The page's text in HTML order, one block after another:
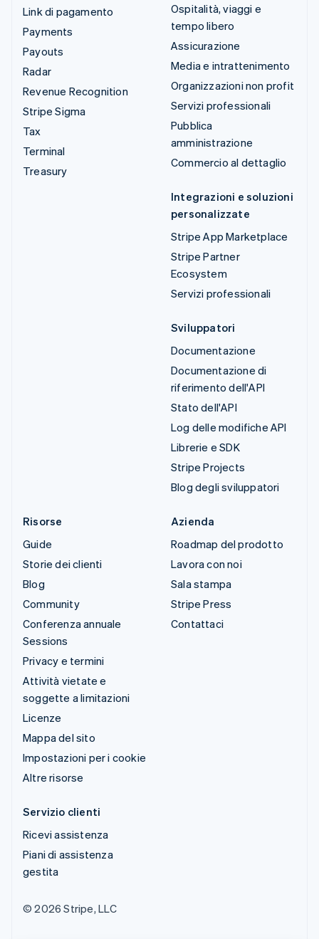
Link di pagamento
Payments
Payouts
Radar
Revenue Recognition
Stripe Sigma
Tax
Terminal
Treasury
Ospitalità, viaggi e
tempo libero
Assicurazione
Media e intrattenimento
Organizzazioni non profit
Servizi professionali
Pubblica
amministrazione
Commercio al dettaglio
Integrazioni e soluzioni
personalizzate
Stripe App Marketplace
Stripe Partner
Ecosystem
Servizi professionali
Sviluppatori
Documentazione
Documentazione di
riferimento dell'API
Stato dell'API
Log delle modifiche API
Librerie e SDK
Stripe Projects
Blog degli sviluppatori
Risorse
Guide
Storie dei clienti
Blog
Community
Conferenza annuale
Sessions
Privacy e termini
Attività vietate e
soggette a limitazioni
Licenze
Mappa del sito
Impostazioni per i cookie
Altre risorse
Azienda
Roadmap del prodotto
Lavora con noi
Sala stampa
Stripe Press
Contattaci
Servizio clienti
Ricevi assistenza
Piani di assistenza
gestita
© 2026 Stripe, LLC